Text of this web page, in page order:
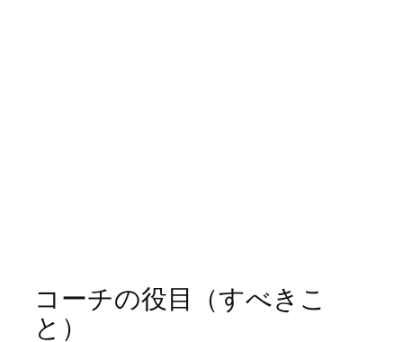
コーチの役目（すべきこ
と）